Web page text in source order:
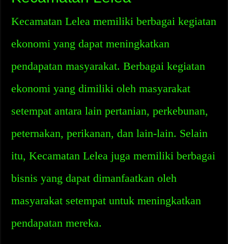
Kecamatan Lelea memiliki berbagai kegiatan
ekonomi yang dapat meningkatkan
pendapatan masyarakat. Berbagai kegiatan
ekonomi yang dimiliki oleh masyarakat
setempat antara lain pertanian, perkebunan,
peternakan, perikanan, dan lain-lain. Selain
itu, Kecamatan Lelea juga memiliki berbagai
bisnis yang dapat dimanfaatkan oleh
masyarakat setempat untuk meningkatkan
pendapatan mereka.